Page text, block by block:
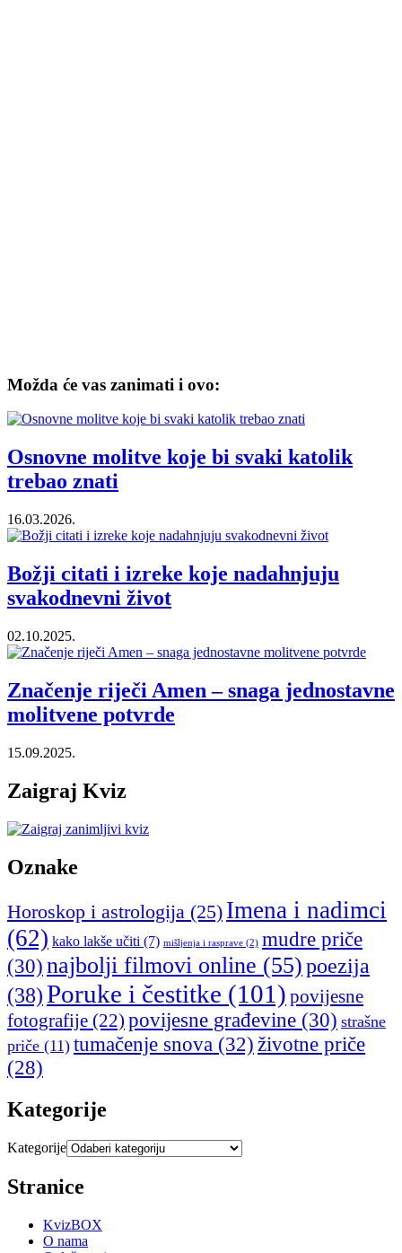
Možda će vas zanimati i ovo:
Osnovne molitve koje bi svaki katolik
trebao znati
16.03.2026.
Božji citati i izreke koje nadahnjuju
svakodnevni život
02.10.2025.
Značenje riječi Amen – snaga jednostavne
molitvene potvrde
15.09.2025.
Zaigraj Kviz
Oznake
Horoskop i astrologija (25) Imena i nadimci
(62) kako lakše učiti (7) mišljenja i rasprave (2) mudre priče
(30) najbolji filmovi online (55)poezija
(38)Poruke i čestitke (101) povijesne
fotografije (22) povijesne građevine (30) strašne
priče (11) tumačenje snova (32) životne priče
(28)
Kategorije
Kategorije
Stranice
KvizBOX
O nama